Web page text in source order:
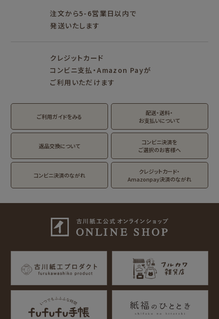
雑貨類
フルカワはんこの商品を見る スタンプパッドの商品を見る
for Gift Tulipの商品を見る for Gift Mimozaの商品を見る
その他
サンリオキャラクタ
ーズ
おやつパーティ
トビマツショウイチ
ロウ
トコロコムギ
アルプスの少女ハイ
ジ
Lipton BEAR'S
カルビーレトロ
サンリオキャラクタ
ーズ
フルーツマーケット
お菓子などうぶつ
工房
mizutama
トビマツショウイチ
トコロコムギ
サンリオキャラクタ
アルプスの少女ハイ
コラボ別
翠 sui の商品を見る 結々 yuiyui の商品を見る
注文から5-6営業日以内で
発送いたします
クレジットカード
コンビニ支払・Amazon Payが
ご利用いただけます
ご利用ガイドをみる
配送・送料・
お支払いについて
返品交換について
コンビニ決済を
ご選択のお客様へ
コンビニ決済のながれ
クレジットカード・
Amazonpay決済のながれ